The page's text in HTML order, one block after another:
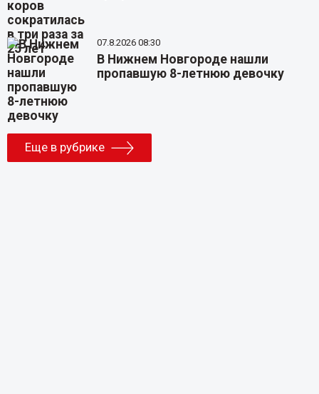
07.8.2026 08:30
В Нижнем Новгороде нашли
пропавшую 8-летнюю девочку
Еще в рубрике